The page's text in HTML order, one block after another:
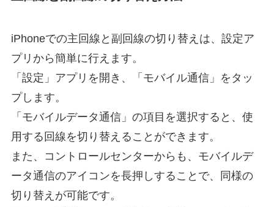
iPhoneでの主回線と副回線の切り替えは、設定ア
プリから簡単に行えます。
「設定」アプリを開き、「モバイル通信」をタッ
プします。
「モバイルデータ通信」の項目を選択すると、使
用する回線を切り替えることができます。
また、コントロールセンターからも、モバイルデ
ータ通信のアイコンを長押しすることで、同様の
切り替えが可能です。